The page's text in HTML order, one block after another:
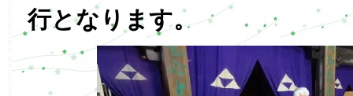
行となります。